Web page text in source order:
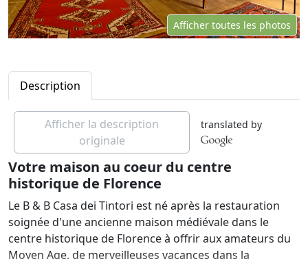
Afficher toutes les photos
Description
Afficher la description
originale
translated by
Votre maison au coeur du centre
historique de Florence
Le B & B Casa dei Tintori est né après la restauration
soignée d'une ancienne maison médiévale dans le
centre historique de Florence à offrir aux amateurs du
Moyen Age, de merveilleuses vacances dans la